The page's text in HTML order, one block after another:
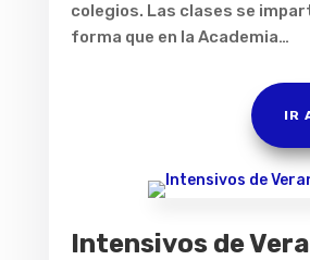
colegios. Las clases se
forma que en la Academia…
IR
Intensivos de